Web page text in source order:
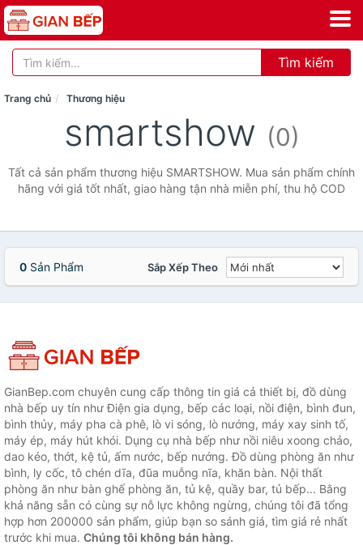
Tìm kiếm
Trang chủ Thương hiệu
smartshow (0)
Tất cả sản phẩm thương hiệu SMARTSHOW. Mua sản phẩm chính
hãng với giá tốt nhất, giao hàng tận nhà miễn phí, thu hộ COD
0 Sản Phẩm Sắp Xếp Theo
GianBep.com chuyên cung cấp thông tin giá cả thiết bị, đồ dùng
nhà bếp uy tín như Điện gia dụng, bếp các loại, nồi điện, bình đun,
bình thủy, máy pha cà phê, lò vi sóng, lò nướng, máy xay sinh tố,
máy ép, máy hút khói. Dụng cụ nhà bếp như nồi niêu xoong chảo,
dao kéo, thớt, kệ tủ, ấm nước, bếp nướng. Đồ dùng phòng ăn như
bình, ly cốc, tô chén dĩa, đũa muỗng nĩa, khăn bàn. Nội thất
phòng ăn như bàn ghế phòng ăn, tủ kệ, quầy bar, tủ bếp... Bằng
khả năng sẵn có cùng sự nỗ lực không ngừng, chúng tôi đã tổng
hợp hơn 200000 sản phẩm, giúp bạn so sánh giá, tìm giá rẻ nhất
trước khi mua. Chúng tôi không bán hàng.